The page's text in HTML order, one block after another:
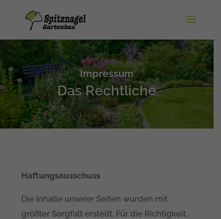
Impressum
Das Rechtliche
Haftungsausschuss
Die Inhalte unserer Seiten wurden mit
größter Sorgfalt erstellt. Für die Richtigkeit,